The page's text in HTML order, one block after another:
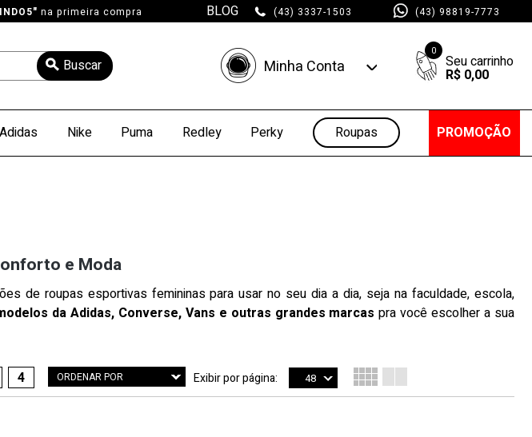
na primeira compra BLOG (43) 3337-1503 (43) 98819-7773
Minha Conta
Minhas Compras
0
R$ 0,00
Adidas Nike Puma Redley Perky Roupas PROMOÇÃO
e Moda
de roupas esportivas femininas para usar no seu dia a dia, seja na faculdade, escola,
da Adidas, Converse, Vans e outras grandes marcas pra você escolher a sua
4 ORDENAR POR Exibir por página: 48